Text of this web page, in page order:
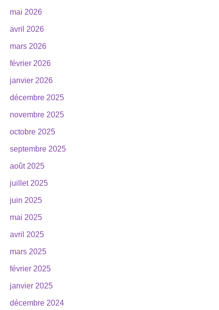
mai 2026
avril 2026
mars 2026
février 2026
janvier 2026
décembre 2025
novembre 2025
octobre 2025
septembre 2025
août 2025
juillet 2025
juin 2025
mai 2025
avril 2025
mars 2025
février 2025
janvier 2025
décembre 2024